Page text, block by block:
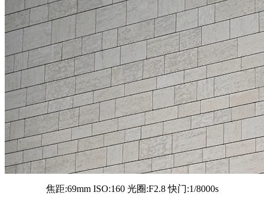
焦距:69mm ISO:160 光圈:F2.8 快门:1/8000s